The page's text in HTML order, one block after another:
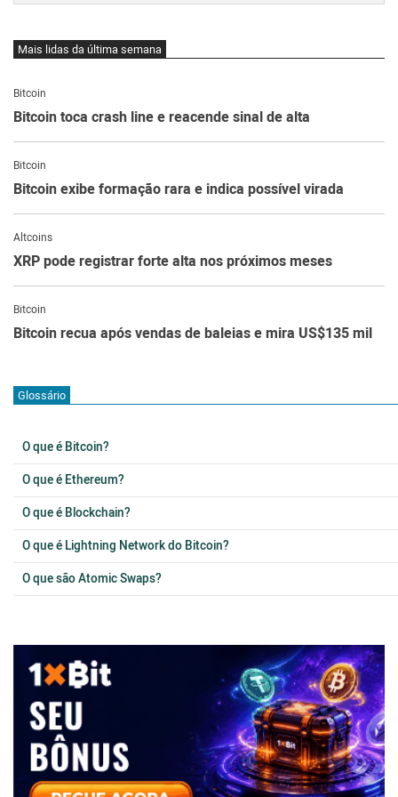
Mais lidas da última semana
Bitcoin
Bitcoin toca crash line e reacende sinal de alta
Bitcoin
Bitcoin exibe formação rara e indica possível virada
Altcoins
XRP pode registrar forte alta nos próximos meses
Bitcoin
Bitcoin recua após vendas de baleias e mira US$135 mil
Glossário
O que é Bitcoin?
O que é Ethereum?
O que é Blockchain?
O que é Lightning Network do Bitcoin?
O que são Atomic Swaps?